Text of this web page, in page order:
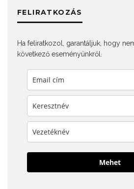
FELIRATKOZÁS
Ha feliratkozol, garantáljuk, hogy
következő eseményünkről.
Mehet